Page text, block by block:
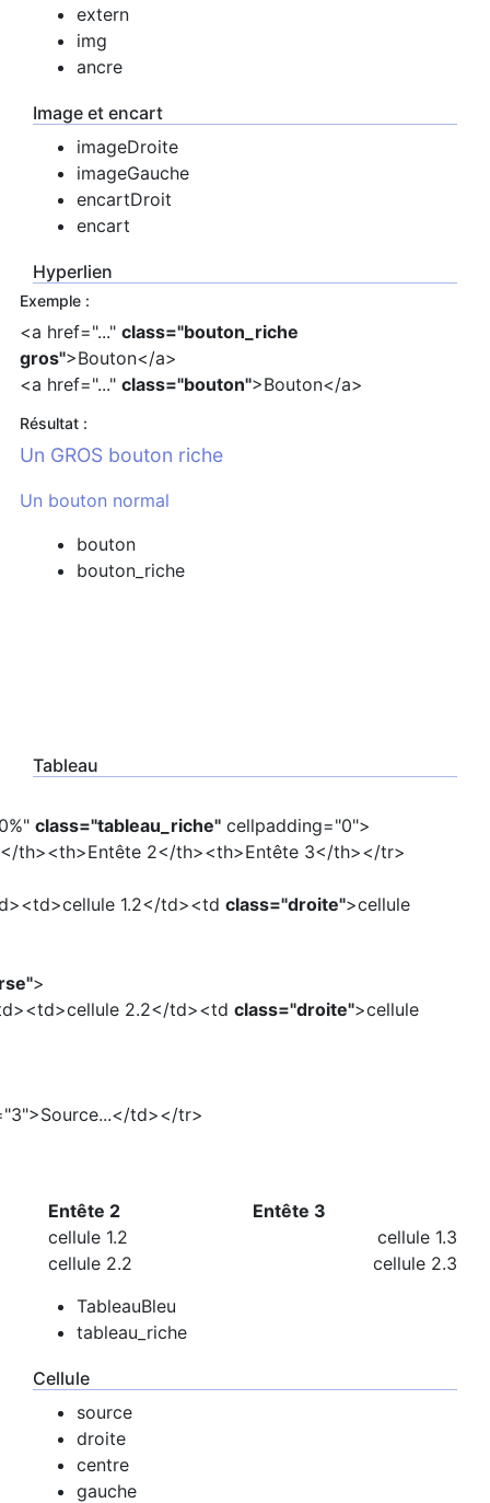
extern
img
ancre
Image et encart
imageDroite
imageGauche
encartDroit
encart
Hyperlien
Exemple :
<a href="..." class="bouton_riche
gros">Bouton</a>
<a href="..." class="bouton">Bouton</a>
Résultat :
Un GROS bouton riche
Un bouton normal
bouton
bouton_riche
Tableau
class="tableau_riche" cellpadding="0">
th><th>Entête 2</th><th>Entête 3</th></tr>
1.2</td><td class="droite">cellule
>
2.2</td><td class="droite">cellule
td></tr>
Entête 2
Entête 3
cellule 1.2
cellule 1.3
cellule 2.2
cellule 2.3
TableauBleu
tableau_riche
Cellule
source
droite
centre
gauche